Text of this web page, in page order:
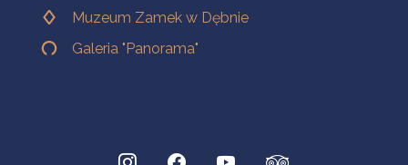
Muzeum Zamek w Dębnie
Galeria "Panorama"